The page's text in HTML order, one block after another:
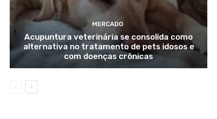
MERCADO
Acupuntura veterinária se consolida como
alternativa no tratamento de pets idosos e
com doenças crônicas